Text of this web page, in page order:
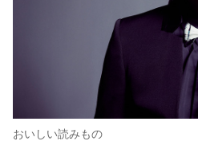
おいしい読みもの